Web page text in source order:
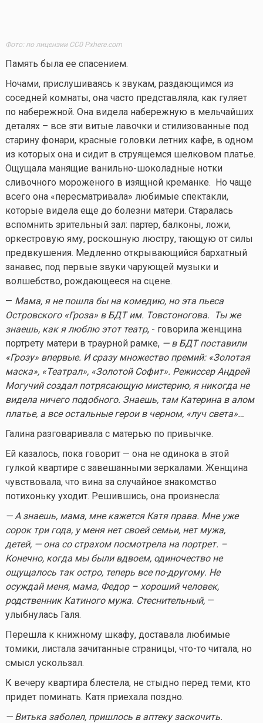
Фото: по лицензии CC0 Pxhere.com
Память была ее спасением.
Ночами, прислушиваясь к звукам, раздающимся из
соседней комнаты, она часто представляла, как гуляет
по набережной. Она видела набережную в мельчайших
деталях – все эти витые лавочки и стилизованные под
старину фонари, красные головки летних кафе, в одном
из которых она и сидит в струящемся шелковом платье.
Ощущала манящие ванильно-шоколадные нотки
сливочного мороженого в изящной креманке. Но чаще
всего она «пересматривала» любимые спектакли,
которые видела еще до болезни матери. Старалась
вспомнить зрительный зал: партер, балконы, ложи,
оркестровую яму, роскошную люстру, тающую от силы
предвкушения. Медленно открывающийся бархатный
занавес, под первые звуки чарующей музыки и
волшебство, рождающееся на сцене.
— Мама, я не пошла бы на комедию, но эта пьеса
Островского «Гроза» в БДТ им. Товстоногова. Ты же
знаешь, как я люблю этот театр, - говорила женщина
портрету матери в траурной рамке, — в БДТ поставили
«Грозу» впервые. И сразу множество премий: «Золотая
маска», «Театрал», «Золотой Софит». Режиссер Андрей
Могучий создал потрясающую мистерию, я никогда не
видела ничего подобного. Знаешь, там Катерина в алом
платье, а все остальные герои в черном, «луч света»…
Галина разговаривала с матерью по привычке.
Ей казалось, пока говорит — она не одинока в этой
гулкой квартире с завешанными зеркалами. Женщина
чувствовала, что вина за случайное знакомство
потихоньку уходит. Решившись, она произнесла:
— А знаешь, мама, мне кажется Катя права. Мне уже
сорок три года, у меня нет своей семьи, нет мужа,
детей, — она со страхом посмотрела на портрет. –
Конечно, когда мы были вдвоем, одиночество не
ощущалось так остро, теперь все по-другому. Не
осуждай меня, мама, Федор – хороший человек,
родственник Катиного мужа. Стеснительный,—
улыбнулась Галя.
Перешла к книжному шкафу, доставала любимые
томики, листала зачитанные страницы, что-то читала, но
смысл ускользал.
К вечеру квартира блестела, не стыдно перед теми, кто
придет поминать. Катя приехала поздно.
— Витька заболел, пришлось в аптеку заскочить.